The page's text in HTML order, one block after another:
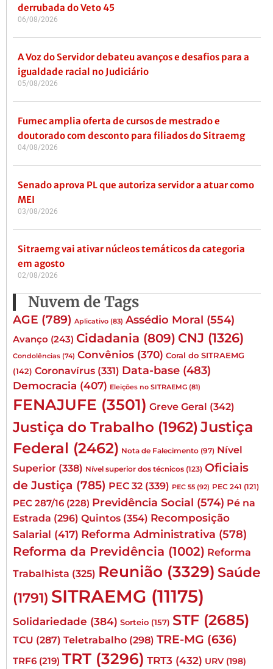
derrubada do Veto 45
06/08/2026
A Voz do Servidor debateu avanços e desafios para a
igualdade racial no Judiciário
05/08/2026
Fumec amplia oferta de cursos de mestrado e
doutorado com desconto para filiados do Sitraemg
04/08/2026
Senado aprova PL que autoriza servidor a atuar como
MEI
03/08/2026
Sitraemg vai ativar núcleos temáticos da categoria
em agosto
02/08/2026
Nuvem de Tags
AGE (789) Aplicativo (83) Assédio Moral (554)
Avanço (243) Cidadania (809) CNJ (1326)
Condolências (74) Convênios (370) Coral do SITRAEMG
(142) Coronavírus (331) Data-base (483)
Democracia (407) Eleições no SITRAEMG (81)
FENAJUFE (3501) Greve Geral (342)
Justiça do Trabalho (1962) Justiça
Federal (2462) Nota de Falecimento (97) Nível
Superior (338) Nível superior dos técnicos (123) Oficiais
de Justiça (785) PEC 32 (339) PEC 55 (92) PEC 241 (121)
PEC 287/16 (228) Previdência Social (574) Pé na
Estrada (296) Quintos (354) Recomposição
Salarial (417) Reforma Administrativa (578)
Reforma da Previdência (1002) Reforma
Trabalhista (325) Reunião (3329) Saúde
(1791) SITRAEMG (11175)
Solidariedade (384) Sorteio (157) STF (2685)
TCU (287) Teletrabalho (298) TRE-MG (636)
TRF6 (219) TRT (3296) TRT3 (432) URV (198)